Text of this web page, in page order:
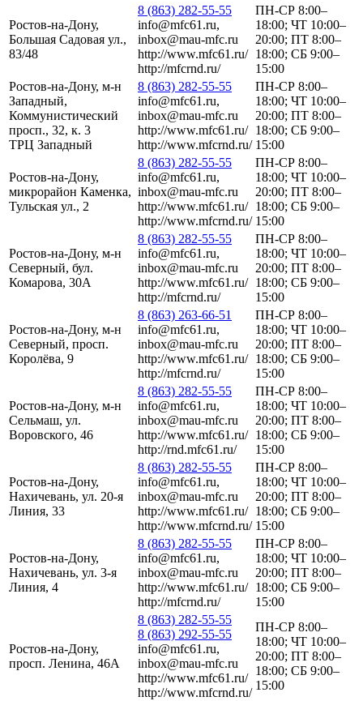
Ростов-на-Дону,
Большая Садовая ул.,
83/48
8 (863) 282-55-55
info@mfc61.ru,
inbox@mau-mfc.ru
http://www.mfc61.ru/
http://mfcrnd.ru/
ПН-СР 8:00–
18:00; ЧТ 10:00–
20:00; ПТ 8:00–
18:00; СБ 9:00–
15:00
Ростов-на-Дону, м-н
Западный,
Коммунистический
просп., 32, к. 3
ТРЦ Западный
8 (863) 282-55-55
info@mfc61.ru,
inbox@mau-mfc.ru
http://www.mfc61.ru/
http://www.mfcrnd.ru/
ПН-СР 8:00–
18:00; ЧТ 10:00–
20:00; ПТ 8:00–
18:00; СБ 9:00–
15:00
Ростов-на-Дону,
микрорайон Каменка,
Тульская ул., 2
8 (863) 282-55-55
info@mfc61.ru,
inbox@mau-mfc.ru
http://www.mfc61.ru/
http://www.mfcrnd.ru/
ПН-СР 8:00–
18:00; ЧТ 10:00–
20:00; ПТ 8:00–
18:00; СБ 9:00–
15:00
Ростов-на-Дону, м-н
Северный, бул.
Комарова, 30А
8 (863) 282-55-55
info@mfc61.ru,
inbox@mau-mfc.ru
http://www.mfc61.ru/
http://mfcrnd.ru/
ПН-СР 8:00–
18:00; ЧТ 10:00–
20:00; ПТ 8:00–
18:00; СБ 9:00–
15:00
Ростов-на-Дону, м-н
Северный, просп.
Королёва, 9
8 (863) 263-66-51
info@mfc61.ru,
inbox@mau-mfc.ru
http://www.mfc61.ru/
http://mfcrnd.ru/
ПН-СР 8:00–
18:00; ЧТ 10:00–
20:00; ПТ 8:00–
18:00; СБ 9:00–
15:00
Ростов-на-Дону, м-н
Сельмаш, ул.
Воровского, 46
8 (863) 282-55-55
info@mfc61.ru,
inbox@mau-mfc.ru
http://www.mfc61.ru/
http://rnd.mfc61.ru/
ПН-СР 8:00–
18:00; ЧТ 10:00–
20:00; ПТ 8:00–
18:00; СБ 9:00–
15:00
Ростов-на-Дону,
Нахичевань, ул. 20-я
Линия, 33
8 (863) 282-55-55
info@mfc61.ru,
inbox@mau-mfc.ru
http://www.mfc61.ru/
http://www.mfcrnd.ru/
ПН-СР 8:00–
18:00; ЧТ 10:00–
20:00; ПТ 8:00–
18:00; СБ 9:00–
15:00
Ростов-на-Дону,
Нахичевань, ул. 3-я
Линия, 4
8 (863) 282-55-55
info@mfc61.ru,
inbox@mau-mfc.ru
http://www.mfc61.ru/
http://mfcrnd.ru/
ПН-СР 8:00–
18:00; ЧТ 10:00–
20:00; ПТ 8:00–
18:00; СБ 9:00–
15:00
Ростов-на-Дону,
просп. Ленина, 46А
8 (863) 282-55-55
8 (863) 292-55-55
info@mfc61.ru,
inbox@mau-mfc.ru
http://www.mfc61.ru/
http://www.mfcrnd.ru/
ПН-СР 8:00–
18:00; ЧТ 10:00–
20:00; ПТ 8:00–
18:00; СБ 9:00–
15:00